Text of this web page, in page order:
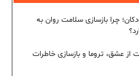
چرا بازسازی سلامت روان به
از عشق، تروما و بازسازی خاطرات